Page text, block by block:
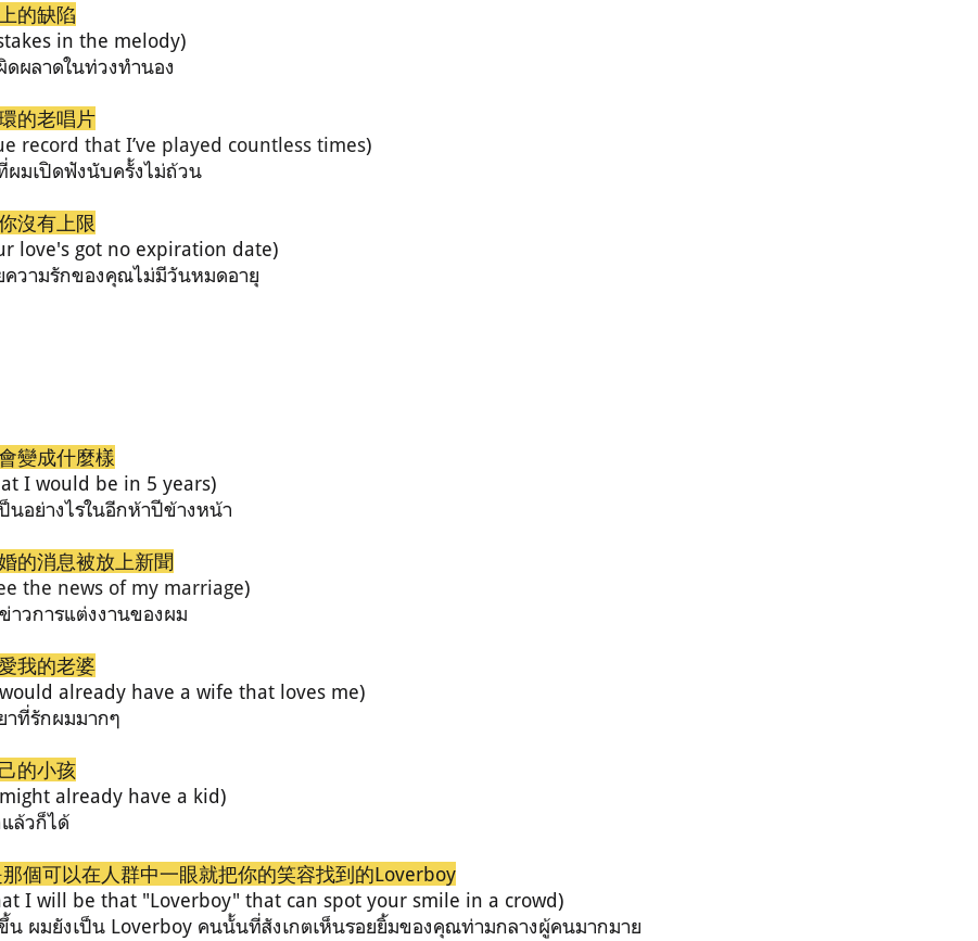
的缺陷
in the melody)
ผลาดในท่วงทำนอง
的老唱片
record that I’ve played countless times)
ผมเปิดฟังนับครั้งไม่ถ้วน
沒有上限
love's got no expiration date)
ความรักของคุณไม่มีวันหมดอายุ
變成什麼樣
I would be in 5 years)
นอย่างไรในอีกห้าปีข้างหน้า
的消息被放上新聞
the news of my marriage)
าวการแต่งงานของผม
我的老婆
already have a wife that loves me)
าที่รักผมมากๆ
的小孩
already have a kid)
ล้วก็ได้
個可以在人群中一眼就把你的笑容找到的Loverboy
I will be that "Loverboy" that can spot your smile in a crowd)
น ผมยังเป็น Loverboy คนนั้นที่สังเกตเห็นรอยยิ้มของคุณท่ามกลางผู้คนมากมาย